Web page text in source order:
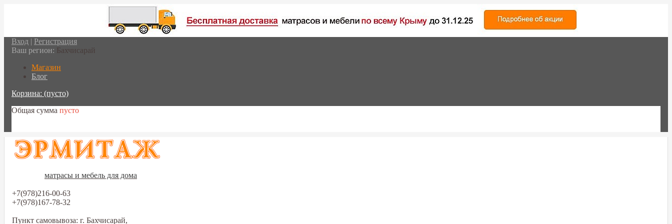
Вход | Регистрация
Ваш регион: Бахчисарай
Магазин
Блог
Корзина: (пусто)
Общая сумма пусто
матрасы и мебель для дома
+7(978)216-00-63
+7(978)167-78-32
Пункт самовывоза: г. Бахчисарай,